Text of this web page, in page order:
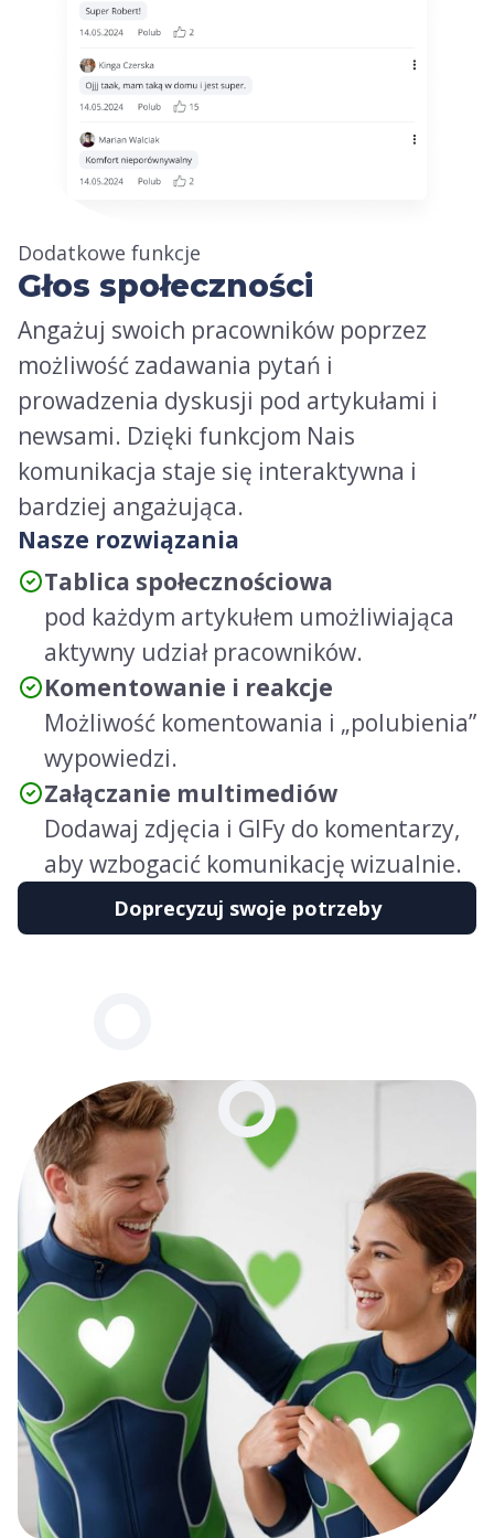
Dodatkowe funkcje
Głos społeczności
Angażuj swoich pracowników poprzez
możliwość zadawania pytań i
prowadzenia dyskusji pod artykułami i
newsami. Dzięki funkcjom Nais
komunikacja staje się interaktywna i
bardziej angażująca.
Nasze rozwiązania
Tablica społecznościowa
pod każdym artykułem umożliwiająca
aktywny udział pracowników.
Komentowanie i reakcje
Możliwość komentowania i „polubienia”
wypowiedzi.
Załączanie multimediów
Dodawaj zdjęcia i GIFy do komentarzy,
aby wzbogacić komunikację wizualnie.
Doprecyzuj swoje potrzeby